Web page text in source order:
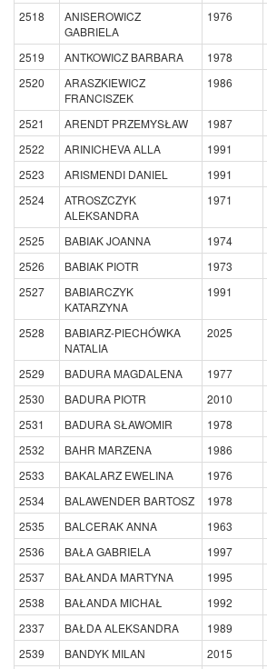
2518
ANISEROWICZ
GABRIELA
1976
2519 ANTKOWICZ BARBARA 1978
2520
ARASZKIEWICZ
FRANCISZEK
1986
2521 ARENDT PRZEMYSŁAW 1987
2522
ARINICHEVA ALLA 1991
2523
ARISMENDI DANIEL 1991
2524
ATROSZCZYK
ALEKSANDRA
1971
2525 BABIAK JOANNA 1974
2526
BABIAK PIOTR 1973
2527
BABIARCZYK
KATARZYNA
1991
2528
BABIARZ-PIECHÓWKA
NATALIA
2025
2529 BADURA MAGDALENA 1977
2530
BADURA PIOTR 2010
2531
BADURA SŁAWOMIR 1978
2532
BAHR MARZENA 1986
2533
BAKALARZ EWELINA 1976
2534
BALAWENDER BARTOSZ 1978
2535
BALCERAK ANNA 1963
2536
BAŁA GABRIELA 1997
2537
BAŁANDA MARTYNA 1995
2538
BAŁANDA MICHAŁ 1992
2337
BAŁDA ALEKSANDRA 1989
2539
BANDYK MILAN 2015